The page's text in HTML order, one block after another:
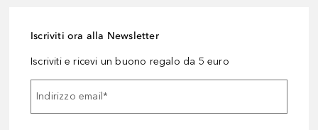
Iscriviti ora alla Newsletter
Iscriviti e ricevi un buono regalo da 5 euro
Indirizzo email*